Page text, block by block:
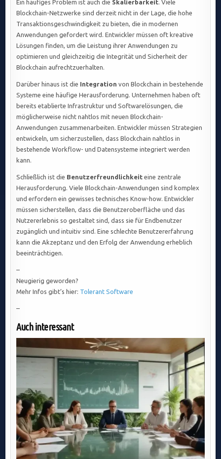
Ein häufiges Problem ist auch die Skalierbarkeit. Viele
Blockchain-Netzwerke sind derzeit nicht in der Lage, die hohe
Transaktionsgeschwindigkeit zu bieten, die in modernen
Anwendungen gefordert wird. Entwickler müssen oft kreative
Lösungen finden, um die Leistung ihrer Anwendungen zu
optimieren und gleichzeitig die Integrität und Sicherheit der
Blockchain aufrechtzuerhalten.
Darüber hinaus ist die Integration von Blockchain in bestehende
Systeme eine häufige Herausforderung. Unternehmen haben oft
bereits etablierte Infrastruktur und Softwarelösungen, die
möglicherweise nicht nahtlos mit neuen Blockchain-
Anwendungen zusammenarbeiten. Entwickler müssen Strategien
entwickeln, um sicherzustellen, dass Blockchain nahtlos in
bestehende Workflow- und Datensysteme integriert werden
kann.
Schließlich ist die Benutzerfreundlichkeit eine zentrale
Herausforderung. Viele Blockchain-Anwendungen sind komplex
und erfordern ein gewisses technisches Know-how. Entwickler
müssen sicherstellen, dass die Benutzeroberfläche und das
Nutzererlebnis so gestaltet sind, dass sie für Endbenutzer
zugänglich und intuitiv sind. Eine schlechte Benutzererfahrung
kann die Akzeptanz und den Erfolg der Anwendung erheblich
beeinträchtigen.
–
Neugierig geworden?
Mehr Infos gibt’s hier: Tolerant Software
–
Auch interessant